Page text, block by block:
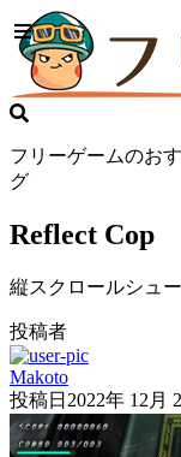
フリーゲームのお
グ
Reflect Cop
縦スクロールシュ
投稿者
Makoto
投稿日 2022年 12月